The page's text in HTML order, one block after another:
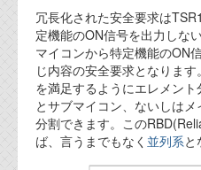
ブログテーマ
技術文書
ご希望の方は、お問い合
資料閲覧パスワードをお問
ログインをお願い致します
名は"opendocument"で
冗長化された安全要求は
定機能のON信号を出力しな
マイコンから特定機能のON
じ内容の安全要求となりま
を満足するようにエレメン
とサブマイコン、ないしは
分割できます。この
ば、言うまでもなく 並列系と